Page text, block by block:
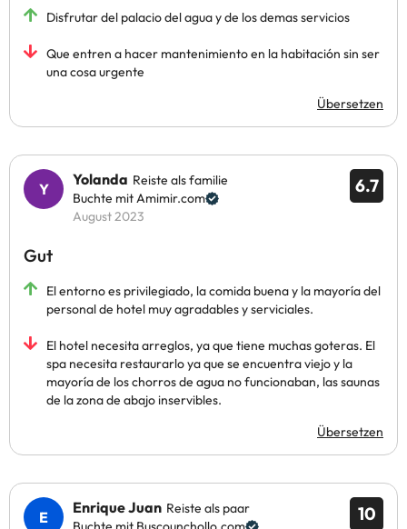
Disfrutar del palacio del agua y de los demas servicios
Que entren a hacer mantenimiento en la habitación sin ser
una cosa urgente
Übersetzen
6.7
Yolanda Reiste als familie
Buchte mit Amimir.com
August 2023
Gut
El entorno es privilegiado, la comida buena y la mayoría del
personal de hotel muy agradables y serviciales.
El hotel necesita arreglos, ya que tiene muchas goteras. El
spa necesita restaurarlo ya que se encuentra viejo y la
mayoría de los chorros de agua no funcionaban, las saunas
de la zona de abajo inservibles.
Übersetzen
10
Enrique Juan Reiste als paar